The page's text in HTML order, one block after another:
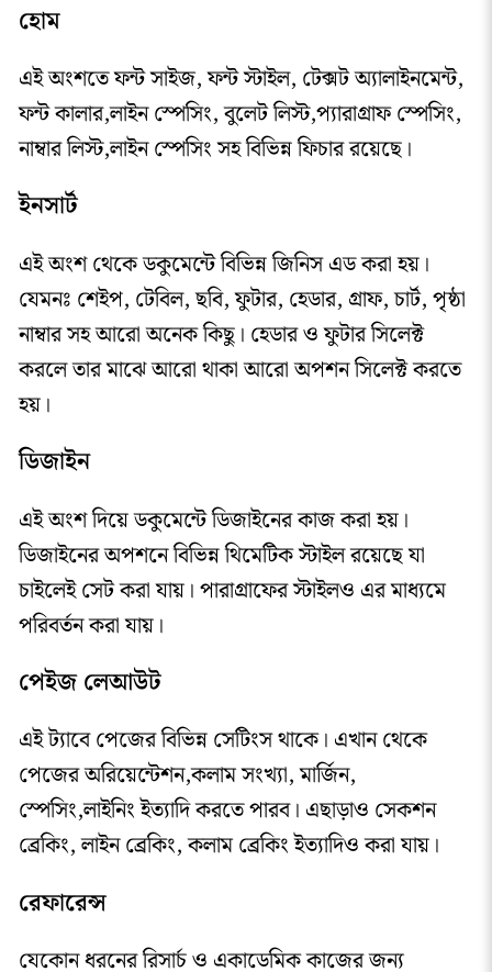
হোম
এই অংশতে ফন্ট সাইজ, ফন্ট স্টাইল, টেক্সট অ্যালাইনমেন্ট,
ফন্ট কালার,লাইন স্পেসিং, বুলেট লিস্ট,প্যারাগ্রাফ স্পেসিং,
নাম্বার লিস্ট,লাইন স্পেসিং সহ বিভিন্ন ফিচার রয়েছে।
ইনসার্ট
এই অংশ থেকে ডকুমেন্টে বিভিন্ন জিনিস এড করা হয়।
যেমনঃ শেইপ, টেবিল, ছবি, ফুটার, হেডার, গ্রাফ, চার্ট, পৃষ্ঠা
নাম্বার সহ আরো অনেক কিছু। হেডার ও ফুটার সিলেক্ট
করলে তার মাঝে আরো থাকা আরো অপশন সিলেক্ট করতে
হয়।
ডিজাইন
এই অংশ দিয়ে ডকুমেন্টে ডিজাইনের কাজ করা হয়।
ডিজাইনের অপশনে বিভিন্ন থিমেটিক স্টাইল রয়েছে যা
চাইলেই সেট করা যায়। পারাগ্রাফের স্টাইলও এর মাধ্যমে
পরিবর্তন করা যায়।
পেইজ লেআউট
এই ট্যাবে পেজের বিভিন্ন সেটিংস থাকে। এখান থেকে
পেজের অরিয়েন্টেশন,কলাম সংখ্যা, মার্জিন,
স্পেসিং,লাইনিং ইত্যাদি করতে পারব। এছাড়াও সেকশন
ব্রেকিং, লাইন ব্রেকিং, কলাম ব্রেকিং ইত্যাদিও করা যায়।
রেফারেন্স
যেকোন ধরনের রিসার্চ ও একাডেমিক কাজের জন্য